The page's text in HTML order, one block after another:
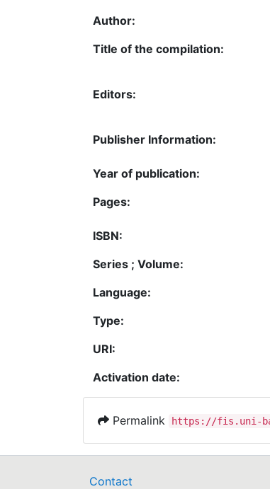
Author:
Title of the compilation:
Editors:
Publisher Information:
Year of publication:
Pages:
ISBN:
Series ; Volume:
Language:
Type:
URI:
Activation date:
Permalink https://fis.uni-
Contact